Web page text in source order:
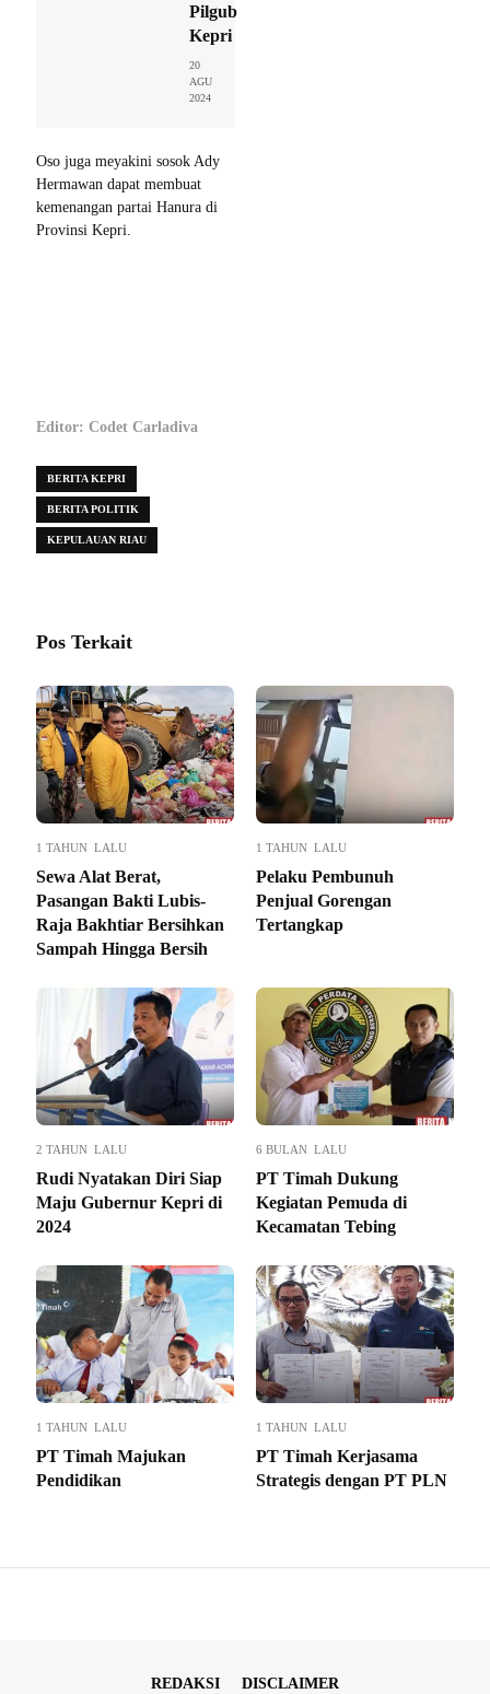
Pilgub
Kepri
20
AGU
2024
Oso juga meyakini sosok Ady
Hermawan dapat membuat
kemenangan partai Hanura di
Provinsi Kepri.
Editor: Codet Carladiva
BERITA KEPRI
BERITA POLITIK
KEPULAUAN RIAU
Pos Terkait
1 TAHUN LALU
Sewa Alat Berat,
Pasangan Bakti Lubis-
Raja Bakhtiar Bersihkan
Sampah Hingga Bersih
1 TAHUN LALU
Pelaku Pembunuh
Penjual Gorengan
Tertangkap
2 TAHUN LALU
Rudi Nyatakan Diri Siap
Maju Gubernur Kepri di
2024
6 BULAN LALU
PT Timah Dukung
Kegiatan Pemuda di
Kecamatan Tebing
1 TAHUN LALU
PT Timah Majukan
Pendidikan
1 TAHUN LALU
PT Timah Kerjasama
Strategis dengan PT PLN
REDAKSI DISCLAIMER